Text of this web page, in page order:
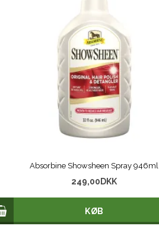
Absorbine Showsheen Spray 946ml
249,00 DKK
KØB
KØB